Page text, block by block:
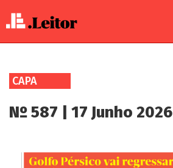
mainCAPA
Nº 587 | 17 Junho 2026